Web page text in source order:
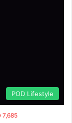
POD Lifestyle
7,685